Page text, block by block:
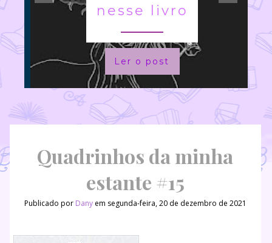
nesse livro
Ler o post
Quadrinhos da minha
estante #15
Publicado por Dany em segunda-feira, 20 de dezembro de 2021